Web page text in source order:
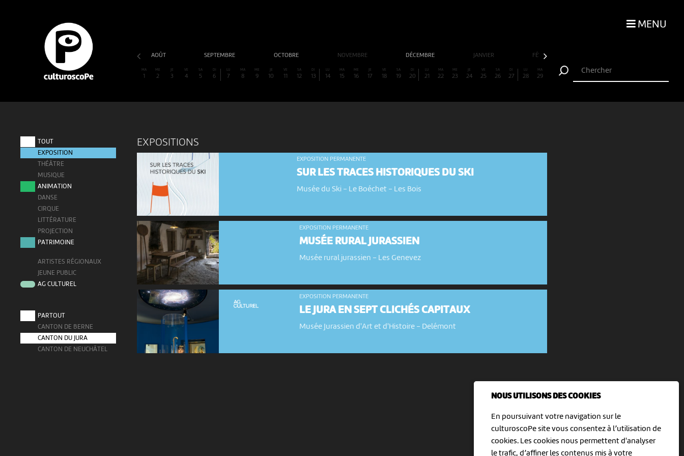
NOUS UTILISONS DES COOKIES
En poursuivant votre navigation sur le
culturoscoPe site vous consentez à l’utilisation de
cookies. Les cookies nous permettent d'analyser
le trafic, d’affiner les contenus mis à votre
MENU
AOÛT SEPTEMBRE OCTOBRE NOVEMBRE DÉCEMBRE JANVIER FÉVRIER
MA
1
ME
2
JE
3
VE
4
SA
5
DI
6
LU
7
MA
8
ME
9
JE
10
VE
11
SA
12
DI
13
LU
14
MA
15
ME
16
JE
17
VE
18
SA
19
DI
20
LU
21
MA
22
ME
23
JE
24
VE
25
SA
26
DI
27
LU
28
MA
29
TOUT
EXPOSITION
THÉÂTRE
MUSIQUE
ANIMATION
DANSE
CIRQUE
LITTÉRATURE
PROJECTION
PATRIMOINE
ARTISTES RÉGIONAUX
JEUNE PUBLIC
AG CULTUREL
PARTOUT
CANTON DE BERNE
CANTON DU JURA
CANTON DE NEUCHÂTEL
EXPOSITIONS
EXPOSITION PERMANENTE
SUR LES TRACES HISTORIQUES DU SKI
Musée du Ski - Le Boéchet - Les Bois
EXPOSITION PERMANENTE
MUSÉE RURAL JURASSIEN
Musée rural jurassien - Les Genevez
EXPOSITION PERMANENTE
LE JURA EN SEPT CLICHÉS CAPITAUX
Musée Jurassien d'Art et d'Histoire - Delémont